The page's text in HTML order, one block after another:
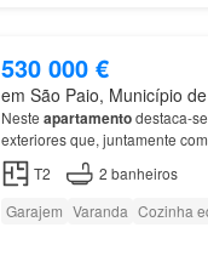
530 000 €
em São Paio, Município
Neste apartamentodestaca-
exteriores que, juntamente
embutidos.Em frente ao Rio
T2 2 banheiros
Garajem Varanda Cozinha